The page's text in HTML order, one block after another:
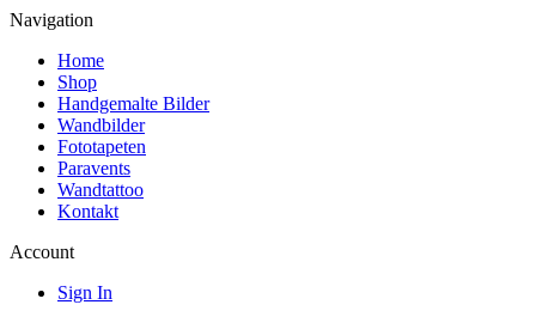
Navigation
Home
Shop
Handgemalte Bilder
Wandbilder
Fototapeten
Paravents
Wandtattoo
Kontakt
Account
Sign In